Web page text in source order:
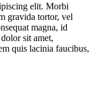
elit. Morbi
gravida tortor, vel
magna, id
sit amet,
quis lacinia faucibus,